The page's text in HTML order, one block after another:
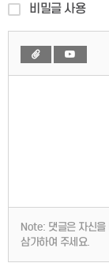
비밀글 사용
Note: 댓글은 자신
삼가하여 주세요.